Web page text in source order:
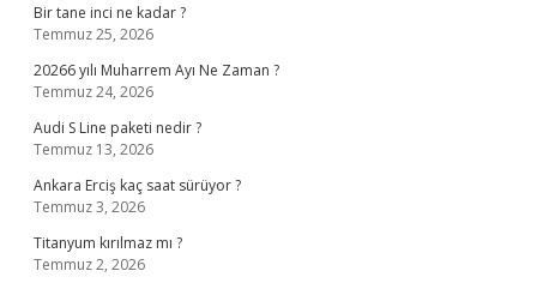
Bir tane inci ne kadar ?
Temmuz 25, 2026
20266 yılı Muharrem Ayı Ne Zaman ?
Temmuz 24, 2026
Audi S Line paketi nedir ?
Temmuz 13, 2026
Ankara Erciş kaç saat sürüyor ?
Temmuz 3, 2026
Titanyum kırılmaz mı ?
Temmuz 2, 2026